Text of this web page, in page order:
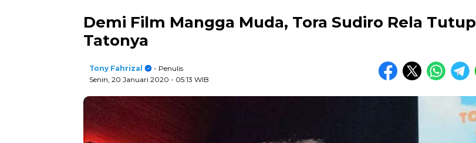
Demi Film Mangga Muda, Tora Sudiro Rela Tutup
Tatonya
Tony Fahrizal
- Penulis
Senin, 20 Januari 2020 - 05:13 WIB